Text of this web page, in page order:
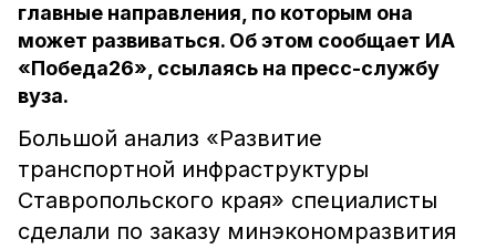
главные направления, по которым она
может развиваться. Об этом сообщает ИА
«Победа26», ссылаясь на пресс-службу
вуза.
Большой анализ «Развитие
транспортной инфраструктуры
Ставропольского края» специалисты
сделали по заказу минэкономразвития